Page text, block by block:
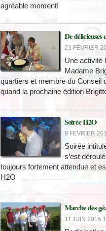
agréable moment!
De
23 FÉVRIER
Une activité
Madame
quartiers et membre du Conseil
quand la prochaine édition
Soirée H2O
9 FÉVRIER
Soirée
s’est
toujours fortement attendue et
H2O
Marche des
11 JUIN 2015